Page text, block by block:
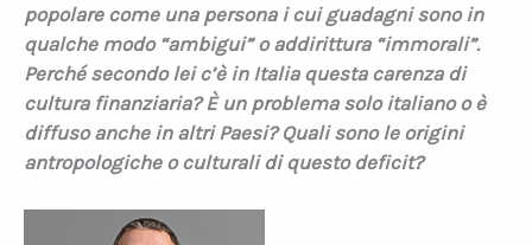
popolare come una persona i cui guadagni sono in
qualche modo “ambigui” o addirittura “immorali”.
Perché secondo lei c’è in Italia questa carenza di
cultura finanziaria? È un problema solo italiano o è
diffuso anche in altri Paesi? Quali sono le origini
antropologiche o culturali di questo deficit?